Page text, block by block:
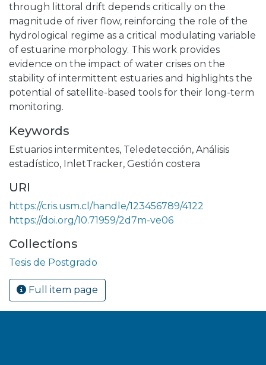
through littoral drift depends critically on the
magnitude of river flow, reinforcing the role of the
hydrological regime as a critical modulating variable
of estuarine morphology. This work provides
evidence on the impact of water crises on the
stability of intermittent estuaries and highlights the
potential of satellite-based tools for their long-term
monitoring.
Keywords
Estuarios intermitentes, Teledetección, Análisis
estadístico, InletTracker, Gestión costera
URI
https://cris.usm.cl/handle/123456789/4122
https://doi.org/10.71959/2d7m-ve06
Collections
Tesis de Postgrado
Full item page